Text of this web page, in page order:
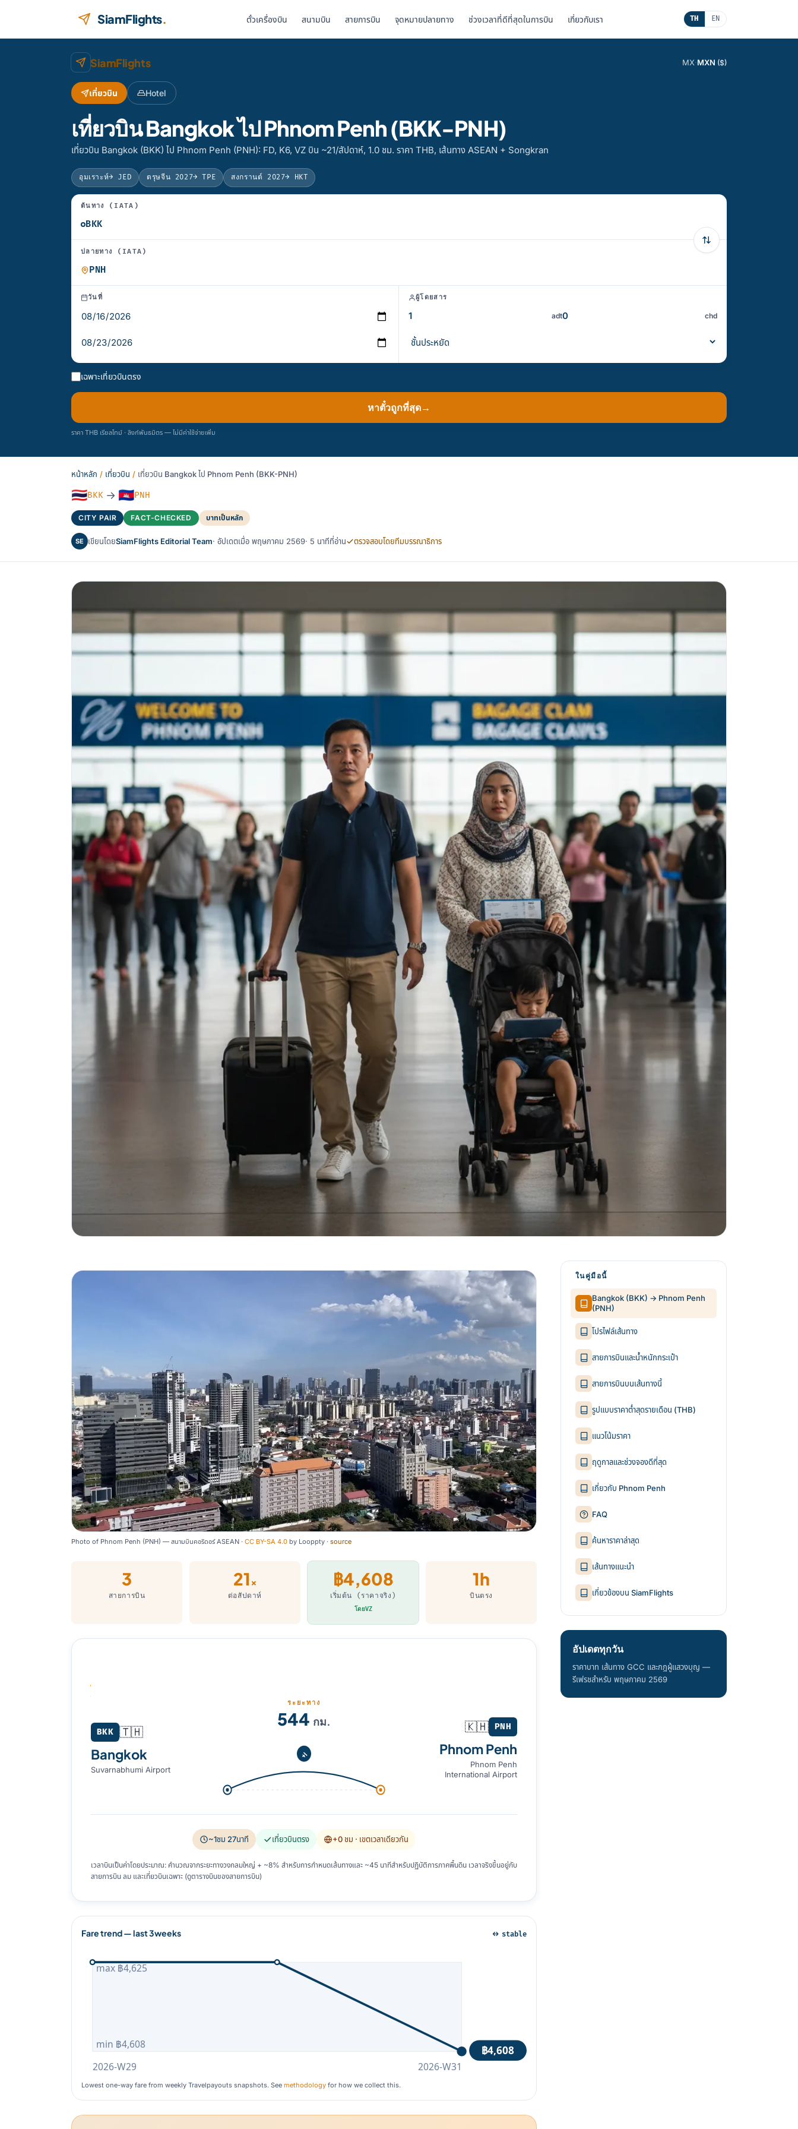
SiamFlights. ตั๋วเครื่องบิน สนามบิน สายการบิน จุดหมายปลายทาง ช่วงเวลาที่ดีที่สุดในการบิน เกี่ยวกับเรา TH EN
SiamFlights MX·MXN ($)
เที่ยวบิน Hotel
เที่ยวบิน Bangkok ไป Phnom Penh (BKK-PNH)
เที่ยวบิน Bangkok (BKK) ไป Phnom Penh (PNH): FD, K6, VZ บิน ~21/สัปดาห์, 1.0 ชม. ราคา THB, เส้นทาง ASEAN + Songkran
อุมเราะห์→ JED ตรุษจีน 2027→ TPE สงกรานต์ 2027→ HKT
ต้นทาง (IATA)
ปลายทาง (IATA)
วันที่ ผู้โดยสาร
adt chd
เฉพาะเที่ยวบินตรง
หาตั๋วถูกที่สุด→
ราคา THB เรียลไทม์ · ลิงก์พันธมิตร — ไม่มีค่าใช้จ่ายเพิ่ม
หน้าหลัก / เที่ยวบิน / เที่ยวบิน Bangkok ไป Phnom Penh (BKK-PNH)
🇹🇭BKK → 🇰🇭PNH
CITY PAIR FACT-CHECKED บาทเป็นหลัก
SE เขียนโดยSiamFlights Editorial Team· อัปเดตเมื่อ พฤษภาคม 2569· 5 นาทีที่อ่าน ตรวจสอบโดยทีมบรรณาธิการ
Photo of Phnom Penh (PNH) — สนามบินคอริดอร์ ASEAN · CC BY-SA 4.0 by Looppty · source
3
สายการบิน
21×
ต่อสัปดาห์
฿4,608
เริ่มต้น (ราคาจริง)
โดยVZ
1h
บินตรง
BKK 🇹🇭
Bangkok
Suvarnabhumi Airport
ระยะทาง
544 กม. PNH
🇰🇭
Phnom Penh
Phnom Penh
International Airport
~1ชม 27นาที เที่ยวบินตรง +0 ชม · เขตเวลาเดียวกัน
เวลาบินเป็นค่าโดยประมาณ: คำนวณจากระยะทางวงกลมใหญ่ + ~8% สำหรับการกำหนดเส้นทางและ ~45 นาทีสำหรับปฏิบัติการภาคพื้นดิน เวลาจริงขึ้นอยู่กับ
สายการบิน ลม และเที่ยวบินเฉพาะ (ดูตารางบินของสายการบิน)
Fare trend — last 3weeks ↔ stable
฿4,608
max ฿4,625
min ฿4,608
2026-W29
2026-W31
Lowest one-way fare from weekly Travelpayouts snapshots. See methodology for how we collect this.
ในคู่มือนี้
Bangkok (BKK) → Phnom Penh
(PNH)
โปรไฟล์เส้นทาง
สายการบินและน้ำหนักกระเป๋า
สายการบินบนเส้นทางนี้
รูปแบบราคาต่ำสุดรายเดือน (THB)
แนวโน้มราคา
ฤดูกาลและช่วงจองดีที่สุด
เกี่ยวกับ Phnom Penh
FAQ
ค้นหาราคาล่าสุด
เส้นทางแนะนำ
เกี่ยวข้องบน SiamFlights
อัปเดตทุกวัน
ราคาบาท เส้นทาง GCC และกฎผู้แสวงบุญ —
รีเฟรชสำหรับ พฤษภาคม 2569